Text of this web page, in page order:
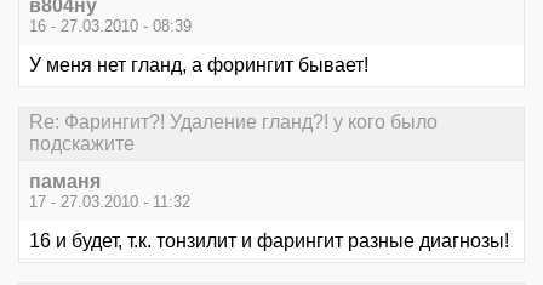
в804ну
16 - 27.03.2010 - 08:39
У меня нет гланд, а форингит бывает!
Re: Фарингит?! Удаление гланд?! у кого было
подскажите
паманя
17 - 27.03.2010 - 11:32
16 и будет, т.к. тонзилит и фарингит разные диагнозы!